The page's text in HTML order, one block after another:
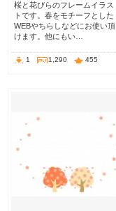
桜と花びらのフレームイラス
トです。春をモチーフとした
WEBやちらしなどにお使い頂
けます。他にもい…
1 1,290 455